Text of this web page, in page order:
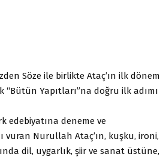
Söze ile birlikte Ataç’ın ilk dönem
Yapıtları”na doğru ilk adımı
edebiyatına deneme ve
vuran Nurullah Ataç’ın, kuşku, ironi,
dil, uygarlık, şiir ve sanat üstüne,